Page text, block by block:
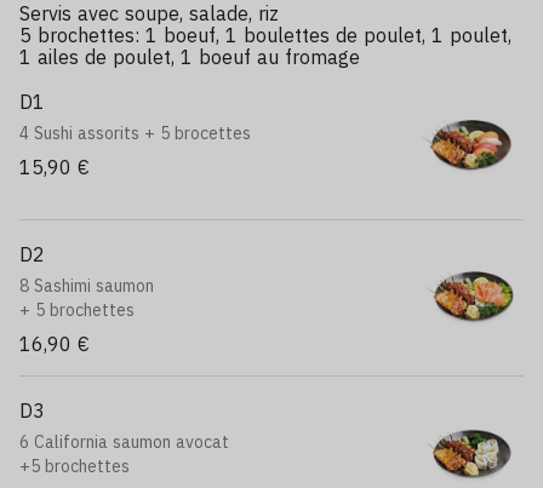
Servis avec soupe, salade, riz
5 brochettes: 1 boeuf, 1 boulettes de poulet, 1 poulet,
1 ailes de poulet, 1 boeuf au fromage
D1
4 Sushi assorits + 5 brocettes
15,90 €
D2
8 Sashimi saumon
+ 5 brochettes
16,90 €
D3
6 California saumon avocat
+5 brochettes